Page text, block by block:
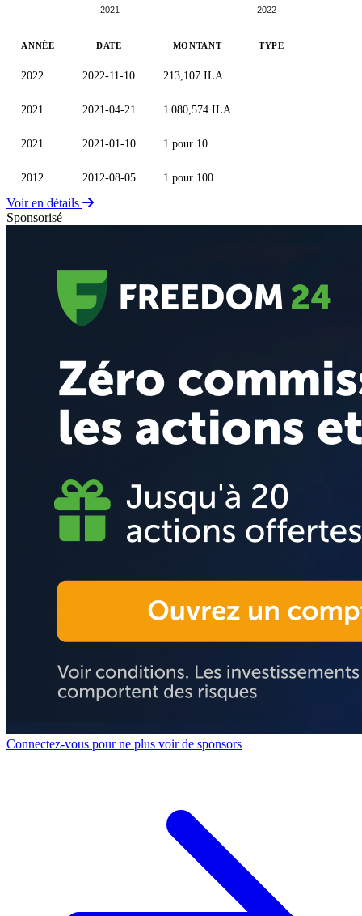
2021 2022
ANNÉE DATE MONTANT TYPE
2022 2022-11-10 213,107 ILA
2021 2021-04-21 1 080,574 ILA
2021 2021-01-10 1 pour 10
2012 2012-08-05 1 pour 100
Voir en détails
Sponsorisé
Connectez-vous pour ne plus voir de sponsors